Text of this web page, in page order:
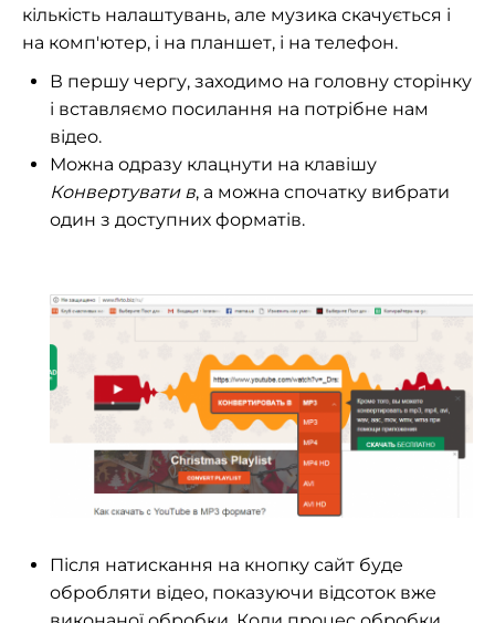
кількість налаштувань, але музика скачується і
на комп'ютер, і на планшет, і на телефон.
В першу чергу, заходимо на головну сторінку
і вставляємо посилання на потрібне нам
відео.
Можна одразу клацнути на клавішу
Конвертувати в, а можна спочатку вибрати
один з доступних форматів.
Після натискання на кнопку сайт буде
обробляти відео, показуючи відсоток вже